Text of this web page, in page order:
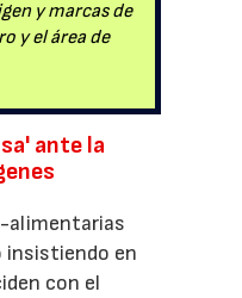
y marcas de
y el área de
ante la
alimentarias
insistiendo en
con el